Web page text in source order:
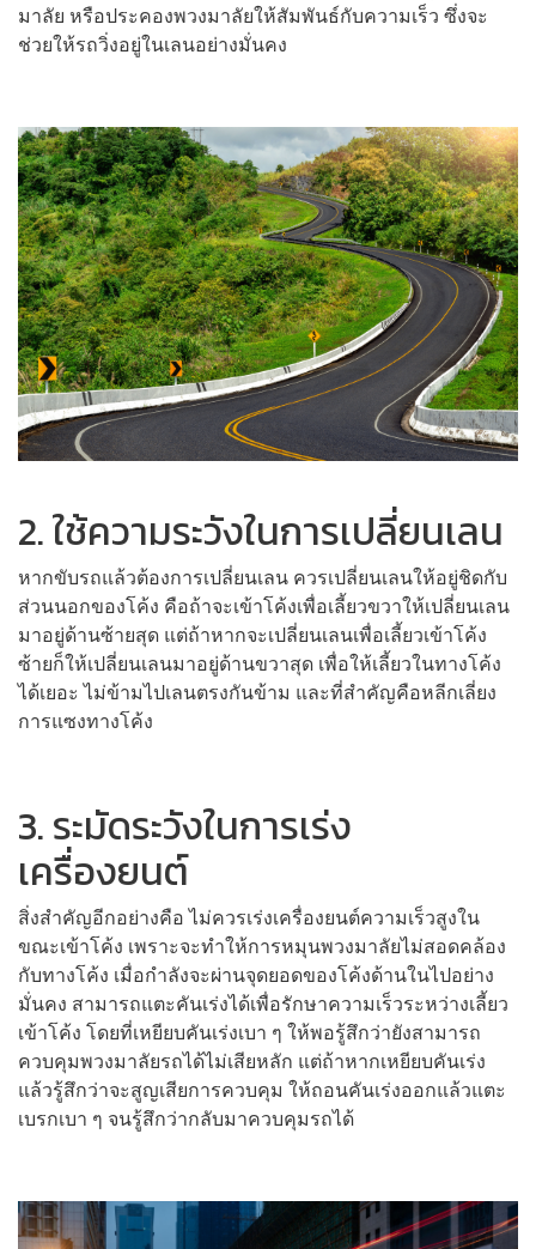
มาลัย หรือประคองพวงมาลัยให้สัมพันธ์กับความเร็ว ซึ่งจะ
ช่วยให้รถวิ่งอยู่ในเลนอย่างมั่นคง
2. ใช้ความระวังในการเปลี่ยนเลน
หากขับรถแล้วต้องการเปลี่ยนเลน ควรเปลี่ยนเลนให้อยู่ชิดกับ
ส่วนนอกของโค้ง คือถ้าจะเข้าโค้งเพื่อเลี้ยวขวาให้เปลี่ยนเลน
มาอยู่ด้านซ้ายสุด แต่ถ้าหากจะเปลี่ยนเลนเพื่อเลี้ยวเข้าโค้ง
ซ้ายก็ให้เปลี่ยนเลนมาอยู่ด้านขวาสุด เพื่อให้เลี้ยวในทางโค้ง
ได้เยอะ ไม่ข้ามไปเลนตรงกันข้าม และที่สำคัญคือหลีกเลี่ยง
การแซงทางโค้ง
3. ระมัดระวังในการเร่ง
เครื่องยนต์
สิ่งสำคัญอีกอย่างคือ ไม่ควรเร่งเครื่องยนต์ความเร็วสูงใน
ขณะเข้าโค้ง เพราะจะทำให้การหมุนพวงมาลัยไม่สอดคล้อง
กับทางโค้ง เมื่อกำลังจะผ่านจุดยอดของโค้งด้านในไปอย่าง
มั่นคง สามารถแตะคันเร่งได้เพื่อรักษาความเร็วระหว่างเลี้ยว
เข้าโค้ง โดยที่เหยียบคันเร่งเบา ๆ ให้พอรู้สึกว่ายังสามารถ
ควบคุมพวงมาลัยรถได้ไม่เสียหลัก แต่ถ้าหากเหยียบคันเร่ง
แล้วรู้สึกว่าจะสูญเสียการควบคุม ให้ถอนคันเร่งออกแล้วแตะ
เบรกเบา ๆ จนรู้สึกว่ากลับมาควบคุมรถได้